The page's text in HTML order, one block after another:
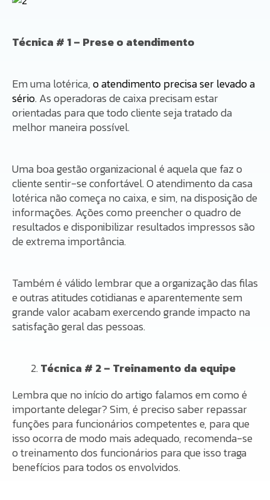
Técnica # 1 – Prese o atendimento
Em uma lotérica,o atendimento precisa ser levado a
sério. As operadoras de caixa precisam estar
orientadas para que todo cliente seja tratado da
melhor maneira possível.
Uma boa gestão organizacional é aquela que faz o
cliente sentir-se confortável. O atendimento da casa
lotérica não começa no caixa, e sim, na disposição de
informações. Ações como preencher o quadro de
resultados e disponibilizar resultados impressos são
de extrema importância.
Também é válido lembrar que a organização das filas
e outras atitudes cotidianas e aparentemente sem
grande valor acabam exercendo grande impacto na
satisfação geral das pessoas.
Técnica # 2 – Treinamento da equipe
Lembra que no início do artigo falamos em como é
importante delegar? Sim, é preciso saber repassar
funções para funcionários competentes e, para que
isso ocorra de modo mais adequado, recomenda-se
o treinamento dos funcionários para que isso traga
benefícios para todos os envolvidos.